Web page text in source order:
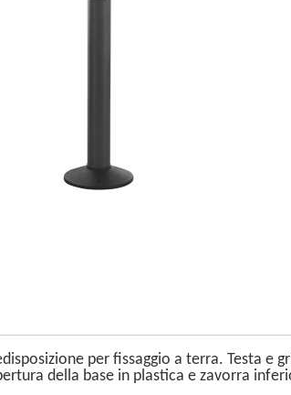
per fissaggio a terra. Testa
della base in plastica e zavorra